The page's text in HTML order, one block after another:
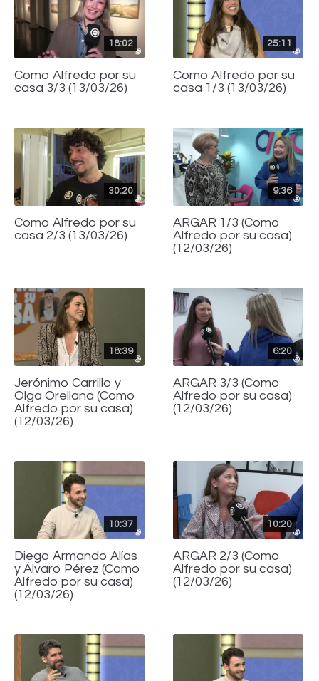
18:02
Como Alfredo por su
casa 3/3 (13/03/26)
25:11
Como Alfredo por su
casa 1/3 (13/03/26)
30:20
Como Alfredo por su
casa 2/3 (13/03/26)
9:36
ARGAR 1/3 (Como
Alfredo por su casa)
(12/03/26)
18:39
Jerónimo Carrillo y
Olga Orellana (Como
Alfredo por su casa)
(12/03/26)
6:20
ARGAR 3/3 (Como
Alfredo por su casa)
(12/03/26)
10:37
Diego Armando Alías
y Álvaro Pérez (Como
Alfredo por su casa)
(12/03/26)
10:20
ARGAR 2/3 (Como
Alfredo por su casa)
(12/03/26)